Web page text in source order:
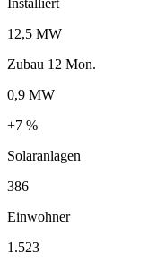
12,5 MW
Zubau 12 Mon.
0,9 MW
+7 %
Solaranlagen
386
Einwohner
1.523